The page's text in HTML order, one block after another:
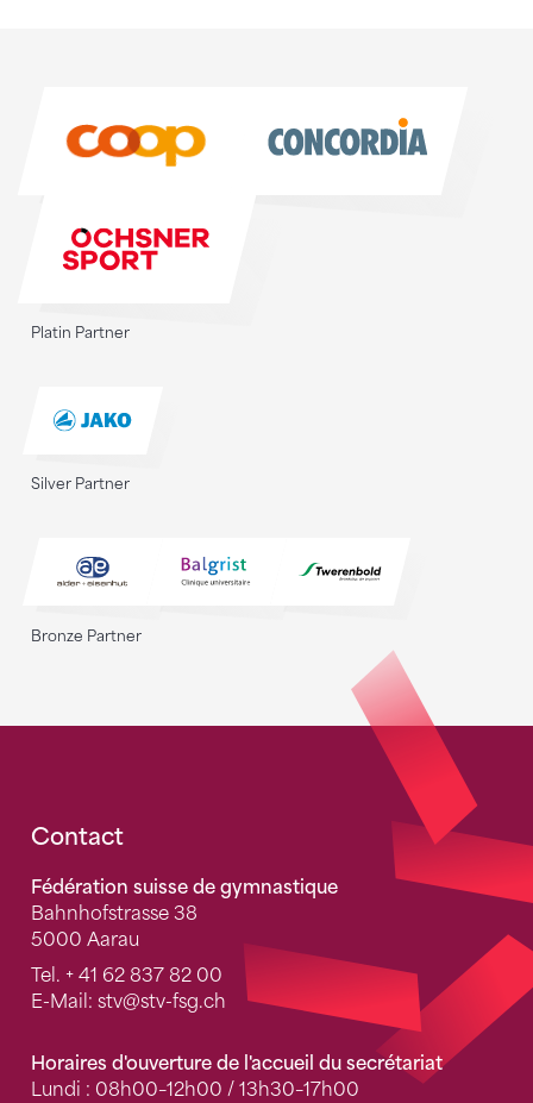
Platin Partner
Silver Partner
Bronze Partner
Fusszeile
Contact
Fédération suisse de gymnastique
Bahnhofstrasse 38
5000 Aarau
Tel. + 41 62 837 82 00
E-Mail: stv@stv-fsg.ch
Horaires d'ouverture de l'accueil du secrétariat
Lundi : 08h00–12h00 / 13h30–17h00